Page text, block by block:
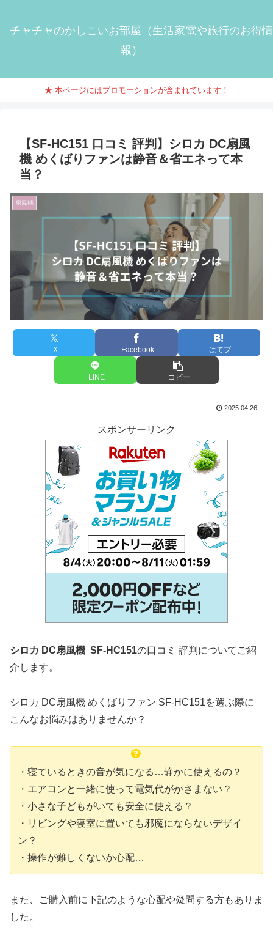
チャチャのかしこいお部屋（生活家電や旅行のお得情
報）
★ 本ページにはプロモーションが含まれています！
【SF-HC151 口コミ 評判】シロカ DC扇風
機 めくばりファンは静音＆省エネって本
当？
扇風機
X Facebook はてブ
LINE コピー
2025.04.26
スポンサーリンク
シロカ DC扇風機 SF-HC151の口コミ 評判についてご紹
介します。
シロカ DC扇風機 めくばりファン SF-HC151を選ぶ際に
こんなお悩みはありませんか？
・寝ているときの音が気になる…静かに使えるの？
・エアコンと一緒に使って電気代がかさまない？
・小さな子どもがいても安全に使える？
・リビングや寝室に置いても邪魔にならないデザイ
ン？
・操作が難しくないか心配…
また、ご購入前に下記のような心配や疑問する方もありま
した。